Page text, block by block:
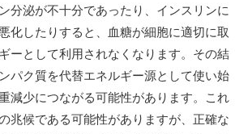
分泌が不十分であったり、インスリンに
化したりすると、血糖が細胞に適切に取
ーとして利用されなくなります。その結
パク質を代替エネルギー源として使い始
減少につながる可能性があります。これ
兆候である可能性がありますが、正確な